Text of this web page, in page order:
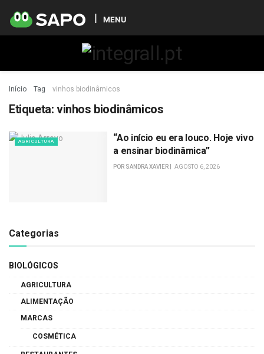
MENU
Início Tag vinhos biodinâmicos
Etiqueta: vinhos biodinâmicos
AGRICULTURA
“Ao início eu era louco. Hoje vivo
a ensinar biodinâmica”
POR SANDRA XAVIER AGOSTO 6, 2026
Categorias
BIOLÓGICOS
AGRICULTURA
ALIMENTAÇÃO
MARCAS
COSMÉTICA